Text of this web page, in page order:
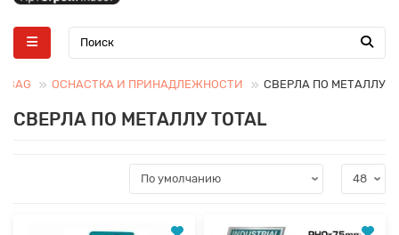
ОСНАСТКА И ПРИНАДЛЕЖНОСТИ СВЕРЛА ПО МЕТАЛЛУ
СВЕРЛА ПО МЕТАЛЛУ TOTAL